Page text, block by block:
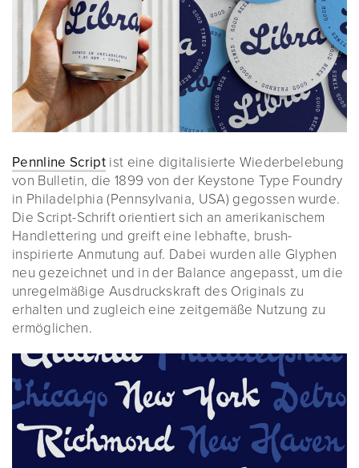
Pennline Script ist eine digitalisierte Wiederbelebung
von Bulletin, die 1899 von der Keystone Type Foundry
in Philadelphia (Pennsylvania, USA) gegossen wurde.
Die Script-Schrift orientiert sich an amerikanischem
Handlettering und greift eine lebhafte, brush-
inspirierte Anmutung auf. Dabei wurden alle Glyphen
neu gezeichnet und in der Balance angepasst, um die
unregelmäßige Ausdruckskraft des Originals zu
erhalten und zugleich eine zeitgemäße Nutzung zu
ermöglichen.